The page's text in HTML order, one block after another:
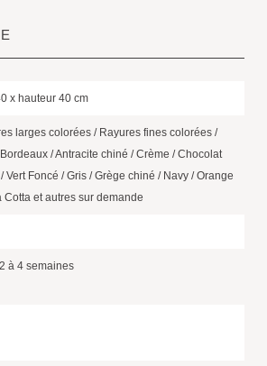
x hauteur 40 cm
larges colorées / Rayures fines colorées /
/ Antracite chiné / Crème / Chocolat
Vert Foncé / Gris / Grège chiné / Navy / Orange
Cotta et autres sur demande
à 4 semaines